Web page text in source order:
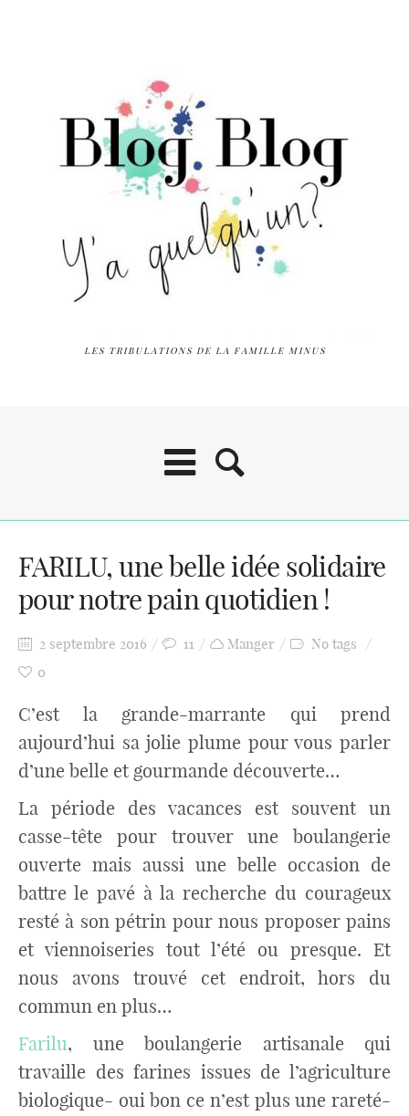
LES TRIBULATIONS DE LA FAMILLE MINUS
FARILU, une belle idée solidaire
pour notre pain quotidien !
2 septembre 2016 11 Manger
No tags
0
C’est la grande-marrante qui prend
aujourd’hui sa jolie plume pour vous parler
d’une belle et gourmande découverte…
La période des vacances est souvent un
casse-tête pour trouver une boulangerie
ouverte mais aussi une belle occasion de
battre le pavé à la recherche du courageux
resté à son pétrin pour nous proposer pains
et viennoiseries tout l’été ou presque. Et
nous avons trouvé cet endroit, hors du
commun en plus…
Farilu, une boulangerie artisanale qui
travaille des farines issues de l’agriculture
biologique- oui bon ce n’est plus une rareté-